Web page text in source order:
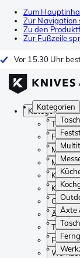
Zum
Zur Navigation
Zu den
Zur Fußzeile
Vor 15.30 Uhr
Kategorien
Äxte
Kategorien
Messer
Äxte &